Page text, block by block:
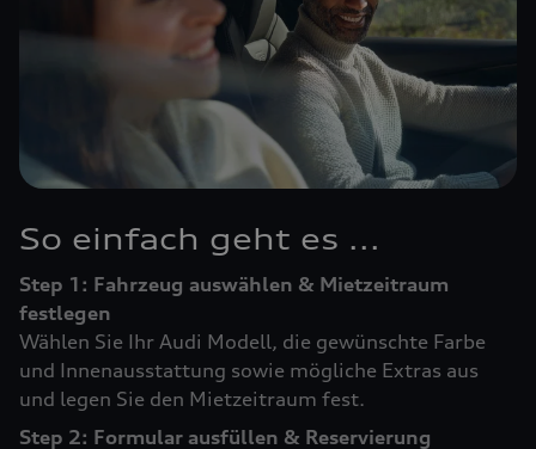
So einfach geht es ...
Step 1: Fahrzeug auswählen & Mietzeitraum
festlegen
Wählen Sie Ihr Audi Modell, die gewünschte Farbe
und Innenausstattung sowie mögliche Extras aus
und legen Sie den Mietzeitraum fest.
Step 2: Formular ausfüllen & Reservierung